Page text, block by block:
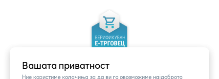
Вашата приватност
Ние користиме колачиња за да ви го овозможиме најдоброто